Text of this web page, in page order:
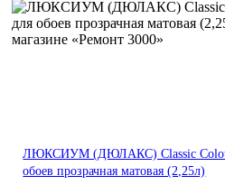
ЛЮКСИУМ (ДЮЛАКС) Classic Colour
обоев прозрачная матовая (2,25л)